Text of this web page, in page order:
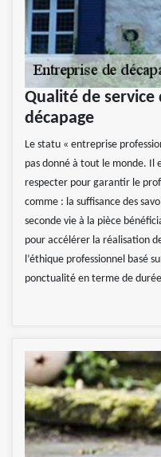
Qualité de service
décapage
Le statu « entreprise
pas donné à tout le monde. Il
respecter pour garantir le
comme : la suffisance des
seconde vie à la pièce
pour accélérer la réalisation
l’éthique professionnel basé
ponctualité en terme de